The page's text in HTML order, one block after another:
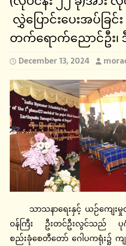
လွှဲပြောင်းပေးအပ်ခြ
တက်ရောက်ညောင်ဦး၊
December 13, 2024
သာသနာရေးနှင့် ယဉ်ကျေးမှု
ဝန်ကြီး ဦးတင်ဦးလွင်သည်
စည်းခုံစေတီတော် ဂေါပကရုံး၌ က